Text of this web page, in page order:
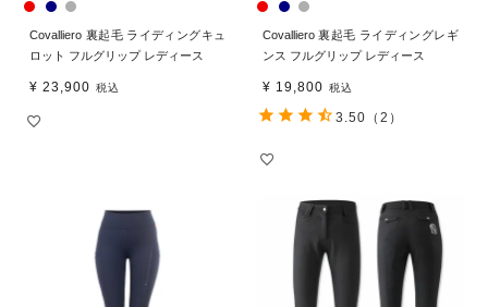
Covalliero 裏起毛 ライディングキュ
ロット フルグリップ レディース
¥ 23,900 税込
Covalliero 裏起毛 ライディングレギ
ンス フルグリップ レディース
¥ 19,800 税込
3.50 （2）